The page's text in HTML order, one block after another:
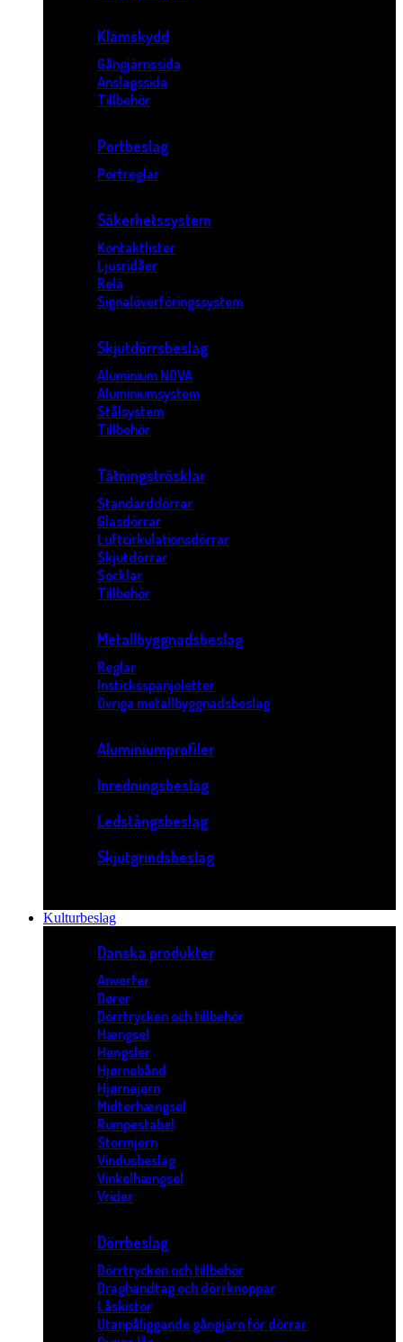
Klämskydd
Gångjärnssida
Anslagssida
Tillbehör
Portbeslag
Portreglar
Säkerhetssystem
Kontaktlister
Ljusridåer
Relä
Signalöverföringssystem
Skjutdörrsbeslag
Aluminium NOVA
Aluminiumsystem
Stålsystem
Tillbehör
Tätningströsklar
Standarddörrar
Glasdörrar
Luftcirkulationsdörrar
Skjutdörrar
Socklar
Tillbehör
Metallbyggnadsbeslag
Reglar
Insticksspanjoletter
Övriga metallbyggnadsbeslag
Aluminiumprofiler
Inredningsbeslag
Ledstångsbeslag
Skjutgrindsbeslag
Kulturbeslag
Danska produkter
Anverfer
Dører
Dörrtrycken och tillbehör
Hængsel
Hengsler
Hjørnebånd
Hjørnejern
Midterhængsel
Rumpestabel
Stormjern
Vindusbeslag
Vinkelhængsel
Vrider
Dörrbeslag
Dörrtrycken och tillbehör
Draghandtag och dörrknoppar
Låskistor
Utanpåliggande gångjärn för dörrar